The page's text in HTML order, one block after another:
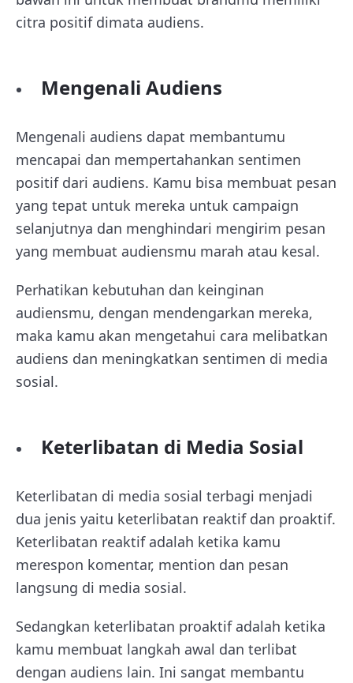
citra positif dimata audiens.
Mengenali Audiens
Mengenali audiens dapat membantumu
mencapai dan mempertahankan sentimen
positif dari audiens. Kamu bisa membuat pesan
yang tepat untuk mereka untuk campaign
selanjutnya dan menghindari mengirim pesan
yang membuat audiensmu marah atau kesal.
Perhatikan kebutuhan dan keinginan
audiensmu, dengan mendengarkan mereka,
maka kamu akan mengetahui cara melibatkan
audiens dan meningkatkan sentimen di media
sosial.
Keterlibatan di Media Sosial
Keterlibatan di media sosial terbagi menjadi
dua jenis yaitu keterlibatan reaktif dan proaktif.
Keterlibatan reaktif adalah ketika kamu
merespon komentar, mention dan pesan
langsung di media sosial.
Sedangkan keterlibatan proaktif adalah ketika
kamu membuat langkah awal dan terlibat
dengan audiens lain. Ini sangat membantu